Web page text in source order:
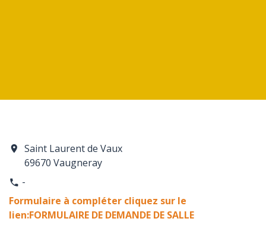
location_on
Saint Laurent de Vaux
69670 Vaugneray
phone -
Formulaire à compléter cliquez sur le
lien:FORMULAIRE DE DEMANDE DE SALLE